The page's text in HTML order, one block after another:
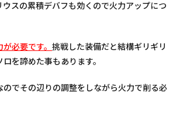
ウスの累積デバフも効くので火力アップにつ
必要です。 挑戦した装備だと結構ギリギリ
を諦めた事もあります。
のでその辺りの調整をしながら火力で削る必